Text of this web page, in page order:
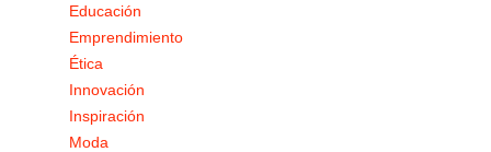
Educación
Emprendimiento
Ética
Innovación
Inspiración
Moda